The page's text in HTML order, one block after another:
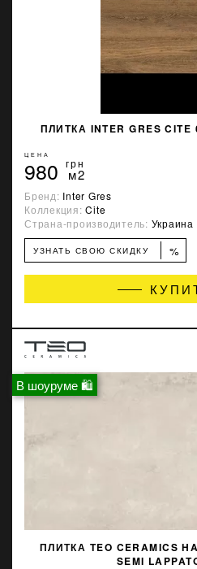
ПЛИТКА INTER GRES CITE
ЦЕНА
980 грн
м2
Бренд: Inter Gres
Коллекция:Cite
Страна-производитель: Украина
УЗНАТЬ СВОЮ СКИДКУ %
В шоуруме 🛍
ПЛИТКА TEO CERAMICS
SEMI